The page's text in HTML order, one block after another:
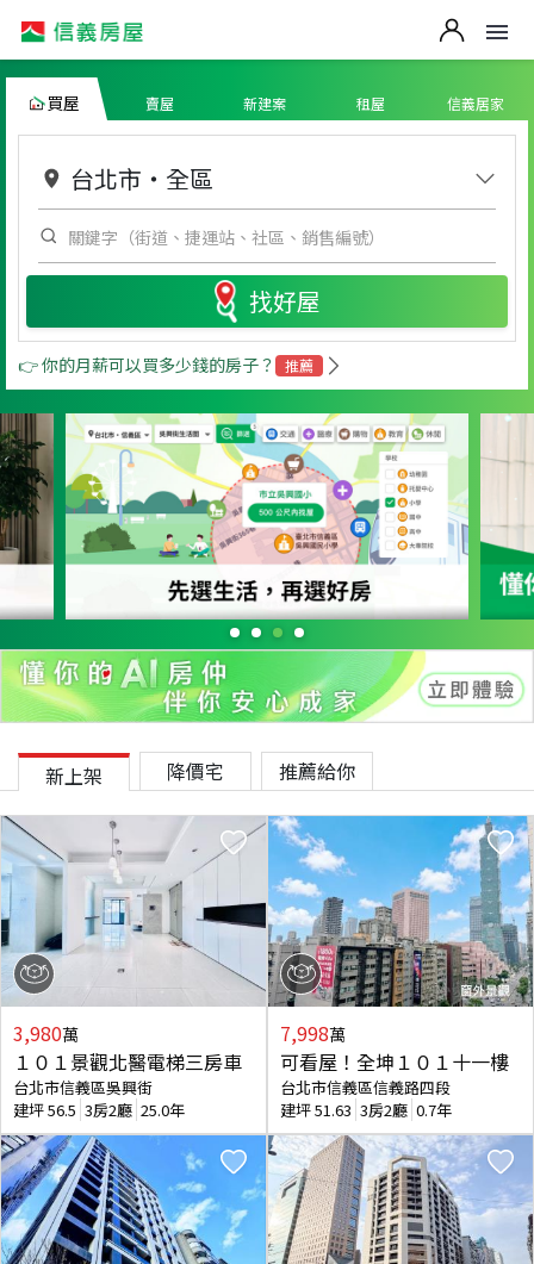
買屋 賣屋 新建案 租屋 信義居家
台北市 ・ 全區
找好屋
👉 你的月薪可以買多少錢的房子？ 推薦
新上架 降價宅 推薦給你
3,980萬
１０１景觀北醫電梯三房車
台北市信義區吳興街
建坪56.5 3房2廳 25.0年
7,998萬
可看屋！全坤１０１十一樓
台北市信義區信義路四段
建坪51.63 3房2廳 0.7年